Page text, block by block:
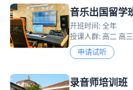
音乐出国留学
开班时间: 全年
授课人群: 高二 高三
申请试听
录音师培训班